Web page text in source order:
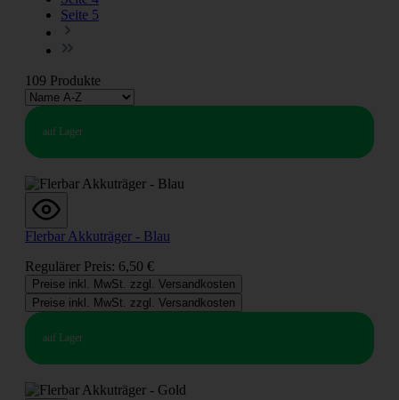
Seite 5
109 Produkte
auf Lager
Flerbar Akkuträger - Blau
Regulärer Preis: 6,50 €
Preise inkl. MwSt. zzgl. Versandkosten
Preise inkl. MwSt. zzgl. Versandkosten
auf Lager